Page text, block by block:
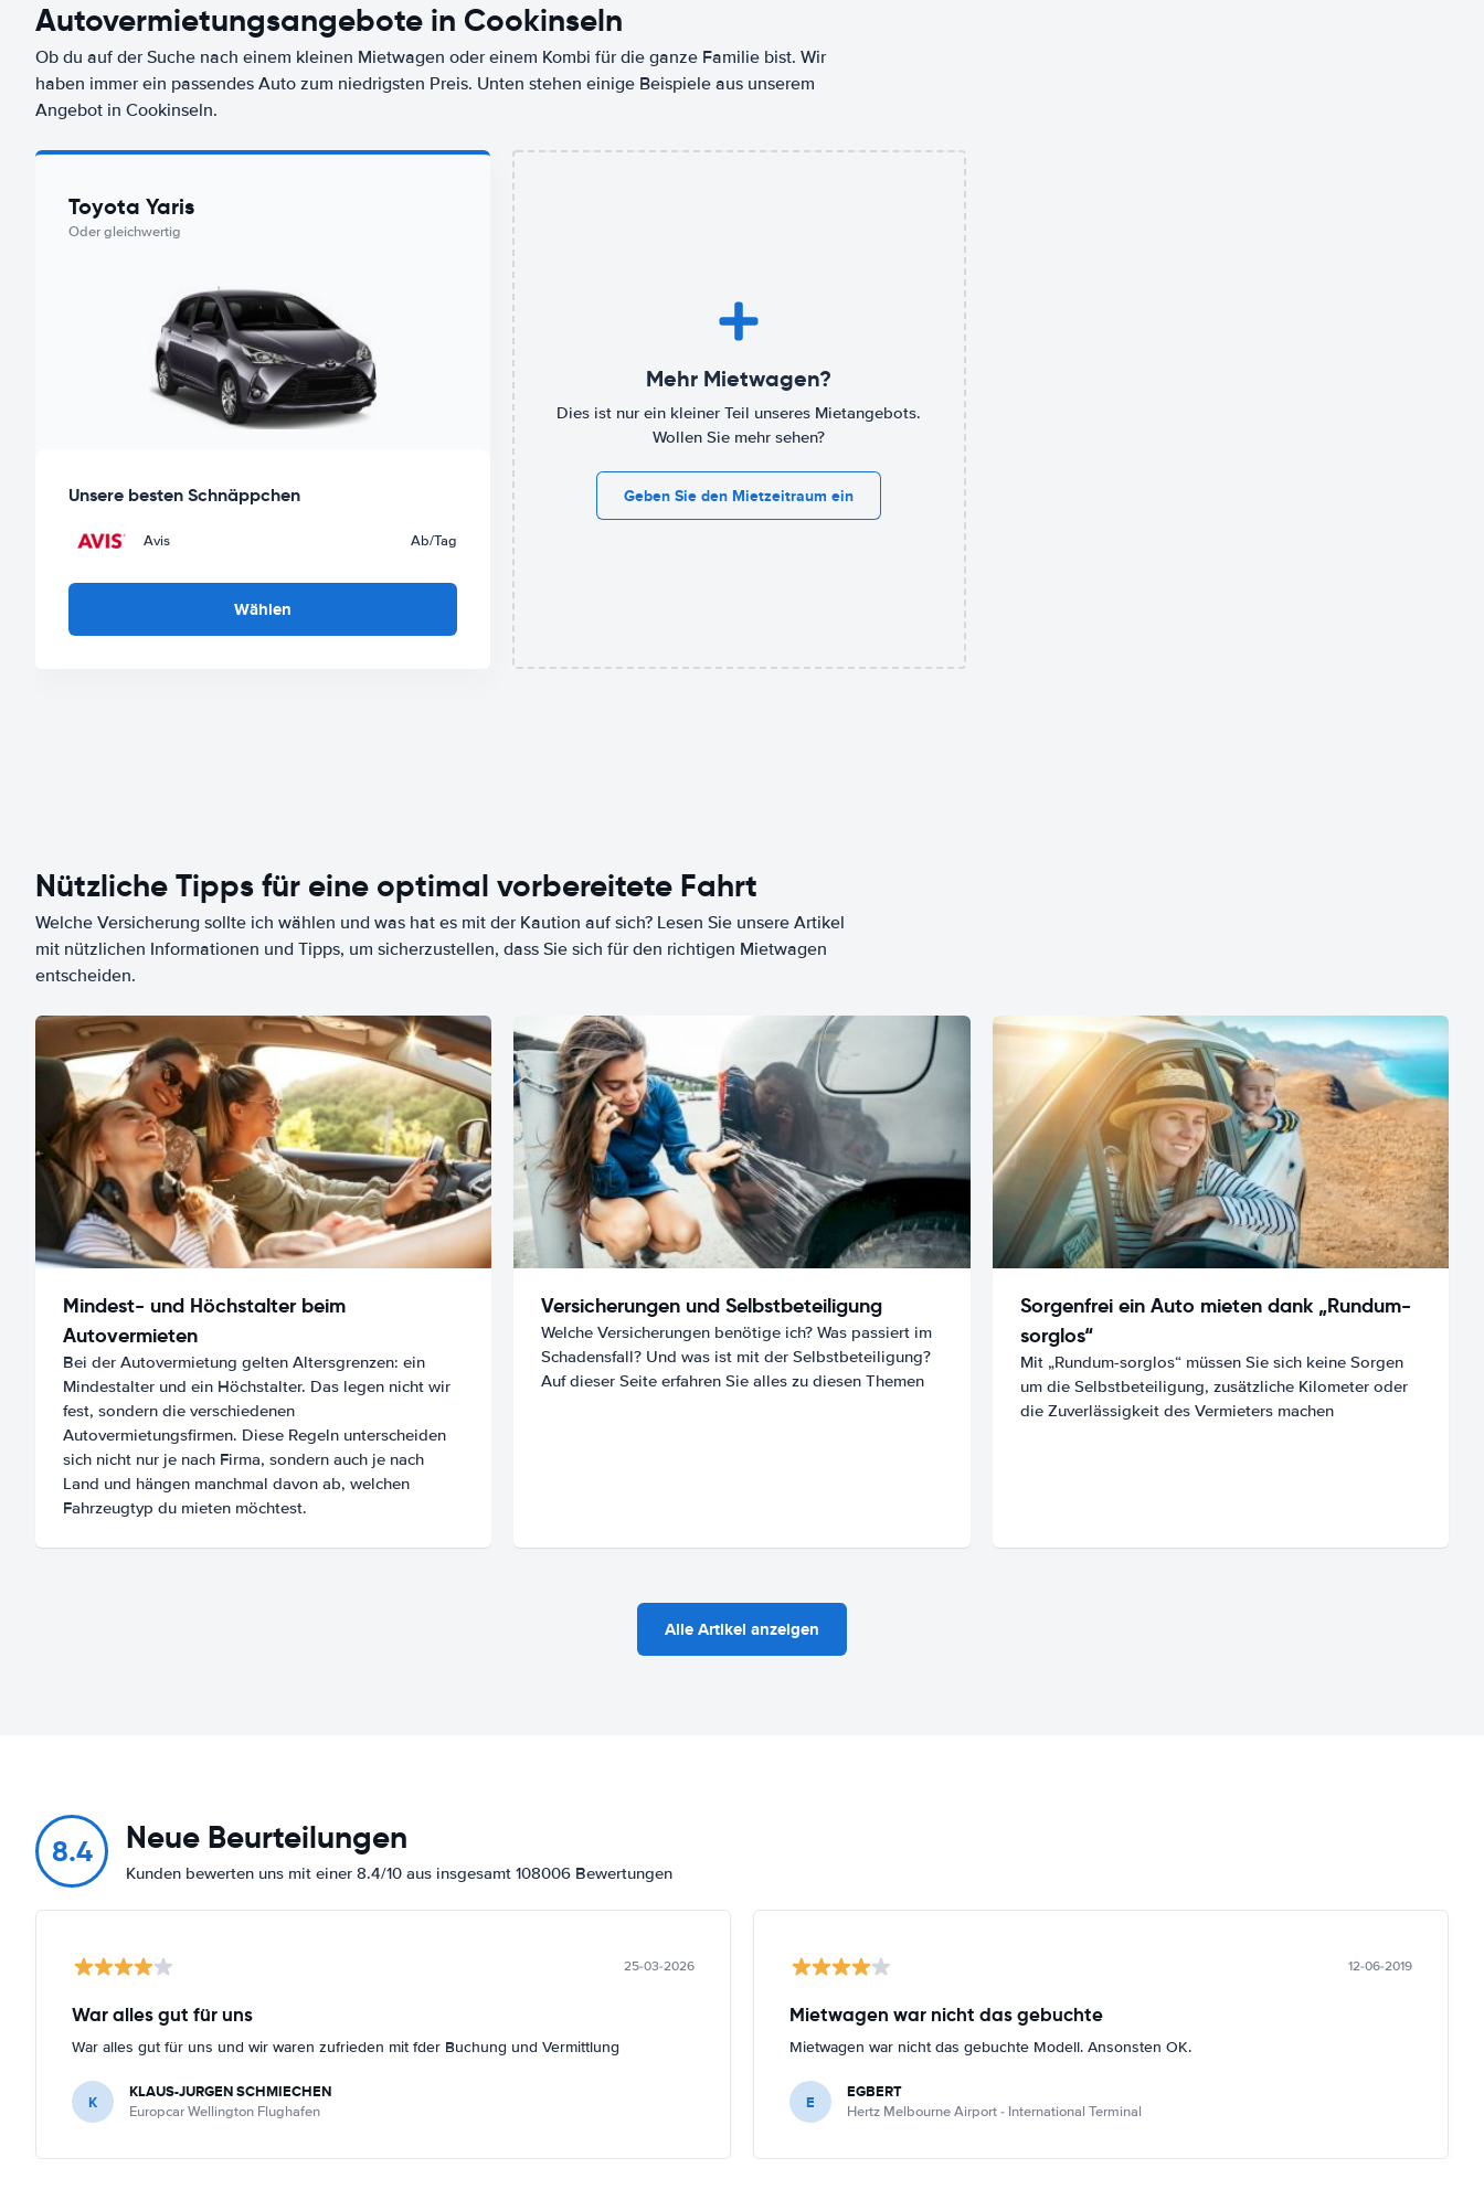
Autovermietungsangebote in Cookinseln
Ob du auf der Suche nach einem kleinen Mietwagen oder einem Kombi für die ganze Familie bist. Wir
haben immer ein passendes Auto zum niedrigsten Preis. Unten stehen einige Beispiele aus unserem
Angebot in Cookinseln.
Toyota Yaris
Oder gleichwertig
Unsere besten Schnäppchen
Avis Ab/Tag
Wählen
Mehr Mietwagen?
Dies ist nur ein kleiner Teil unseres Mietangebots.
Wollen Sie mehr sehen?
Geben Sie den Mietzeitraum ein
Nützliche Tipps für eine optimal vorbereitete Fahrt
Welche Versicherung sollte ich wählen und was hat es mit der Kaution auf sich? Lesen Sie unsere Artikel
mit nützlichen Informationen und Tipps, um sicherzustellen, dass Sie sich für den richtigen Mietwagen
entscheiden.
Mindest- und Höchstalter beim
Autovermieten
Bei der Autovermietung gelten Altersgrenzen: ein
Mindestalter und ein Höchstalter. Das legen nicht wir
fest, sondern die verschiedenen
Autovermietungsfirmen. Diese Regeln unterscheiden
sich nicht nur je nach Firma, sondern auch je nach
Land und hängen manchmal davon ab, welchen
Fahrzeugtyp du mieten möchtest.
Versicherungen und Selbstbeteiligung
Welche Versicherungen benötige ich? Was passiert im
Schadensfall? Und was ist mit der Selbstbeteiligung?
Auf dieser Seite erfahren Sie alles zu diesen Themen
Sorgenfrei ein Auto mieten dank „Rundum-
sorglos“
Mit „Rundum-sorglos“ müssen Sie sich keine Sorgen
um die Selbstbeteiligung, zusätzliche Kilometer oder
die Zuverlässigkeit des Vermieters machen
Alle Artikel anzeigen
8.4 Neue Beurteilungen
Kunden bewerten uns mit einer 8.4/10 aus insgesamt 108006 Bewertungen
25-03-2026
War alles gut für uns
War alles gut für uns und wir waren zufrieden mit fder Buchung und Vermittlung
K KLAUS-JURGEN SCHMIECHEN
Europcar Wellington Flughafen
12-06-2019
Mietwagen war nicht das gebuchte
Mietwagen war nicht das gebuchte Modell. Ansonsten OK.
E EGBERT
Hertz Melbourne Airport - International Terminal